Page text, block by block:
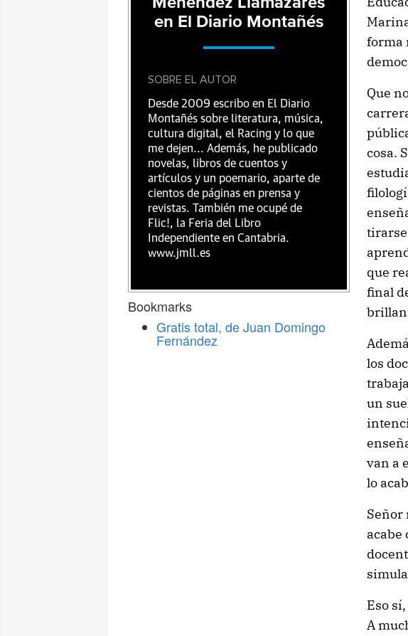
forma
Que
cosa.
tirarse
que
final
los
un
van a
lo
Señor
acabe
Eso
A
en El Diario Montañés
SOBRE EL AUTOR
Desde 2009 escribo en El Diario
Montañés sobre literatura, música,
cultura digital, el Racing y lo que
me dejen... Además, he publicado
novelas, libros de cuentos y
artículos y un poemario, aparte de
cientos de páginas en prensa y
revistas. También me ocupé de
Flic!, la Feria del Libro
Independiente en Cantabria.
www.jmll.es
Bookmarks
Gratis total, de Juan Domingo
Fernández